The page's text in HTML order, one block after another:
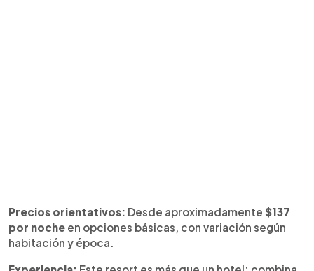
Precios orientativos: Desde aproximadamente $137
por noche en opciones básicas, con variación según
habitación y época.